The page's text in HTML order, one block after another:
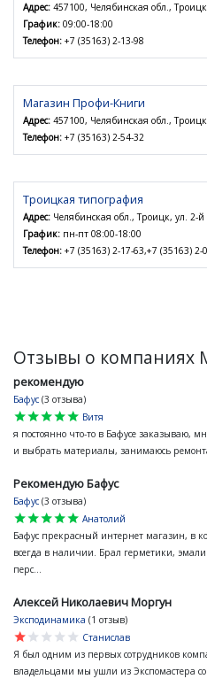
Адрес: 457100, Челябинская обл.,
График: 09:00-18:00
Телефон: +7 (35163) 2-13-98
Магазин Профи-Книги
Адрес: 457100, Челябинская обл.,
Телефон: +7 (35163) 2-54-32
Троицкая типография
Адрес: Челябинская обл., Троицк, ул. 2-
График: пн-пт 08:00-18:00
Телефон: +7 (35163) 2-17-63,+7 (35163) 2-
Отзывы о компаниях
рекомендую
Бафус (3 отзыва)
star
star
star
star
star
Витя
я постоянно что-то в Бафусе заказываю,
и выбрать материалы, занимаюсь
Рекомендую Бафус
Бафус (3 отзыва)
star
star
star
star
star
Анатолий
Бафус прекрасный интернет магазин, в
всегда в наличии. Брал герметики,
перс...
Алексей Николаевич Моргун
Эксподинамика (1 отзыв)
star
star
star
star
star
Станислав
Я был одним из первых сотрудников
владельцами мы ушли из Экспомастера